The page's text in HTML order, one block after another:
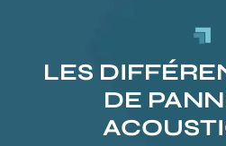
LES
DE